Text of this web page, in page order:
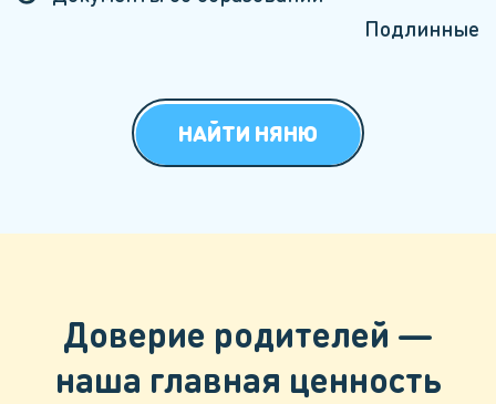
Подлинные
НАЙТИ НЯНЮ
Доверие родителей —
наша главная ценность